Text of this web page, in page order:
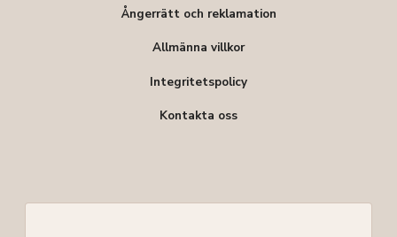
Ångerrätt och reklamation
Allmänna villkor
Integritetspolicy
Kontakta oss